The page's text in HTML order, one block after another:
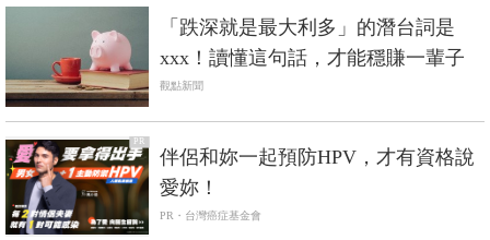
「跌深就是最大利多」的潛台詞是
xxx！讀懂這句話，才能穩賺一輩子
觀點新聞
PR
伴侶和妳一起預防HPV，才有資格說
愛妳！
PR・台灣癌症基金會